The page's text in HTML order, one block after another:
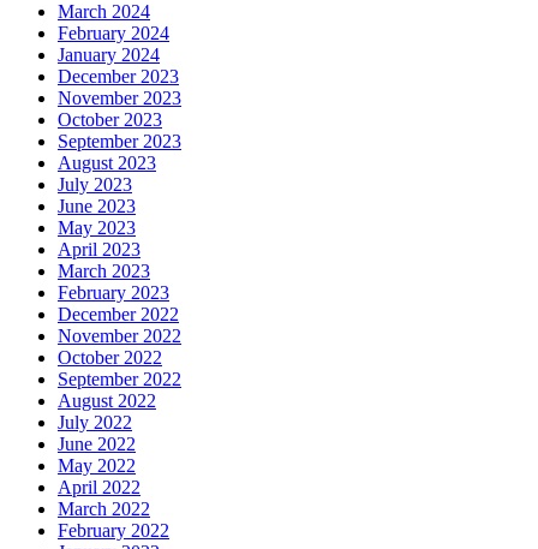
March 2024
February 2024
January 2024
December 2023
November 2023
October 2023
September 2023
August 2023
July 2023
June 2023
May 2023
April 2023
March 2023
February 2023
December 2022
November 2022
October 2022
September 2022
August 2022
July 2022
June 2022
May 2022
April 2022
March 2022
February 2022